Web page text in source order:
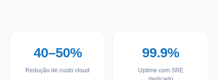
40–50%
Redução de custo cloud
99.9%
Uptime com SRE